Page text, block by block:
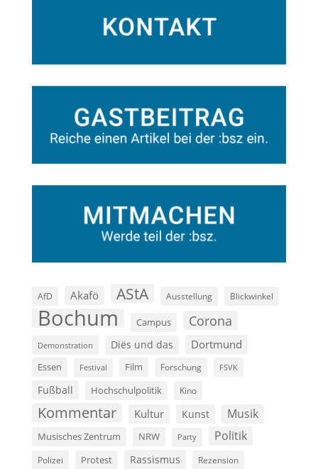
AfD Akafö AStA Ausstellung Blickwinkel
Bochum Campus Corona
Demonstration Diës und das Dortmund
Essen Festival Film Forschung FSVK
Fußball Hochschulpolitik Kino
Kommentar Kultur Kunst Musik
Musisches Zentrum NRW Party Politik
Polizei Protest Rassismus Rezension